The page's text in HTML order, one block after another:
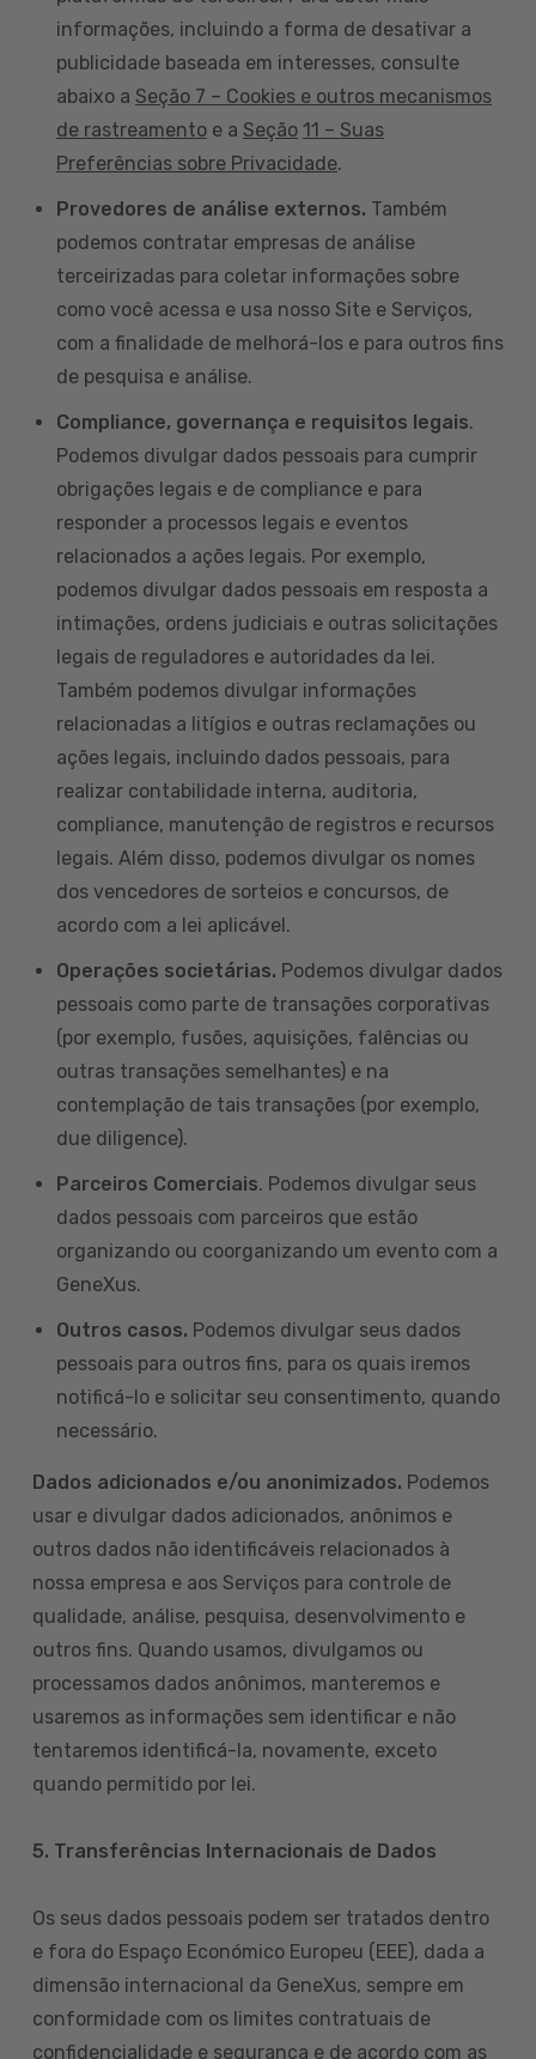
informações, incluindo a forma de desativar a
publicidade baseada em interesses, consulte
abaixo a Seção 7 – Cookies e outros mecanismos
de rastreamento e a Seção 11 – Suas
Preferências sobre Privacidade.
Provedores de análise externos. Também
podemos contratar empresas de análise
terceirizadas para coletar informações sobre
como você acessa e usa nosso Site e Serviços,
com a finalidade de melhorá-los e para outros fins
de pesquisa e análise.
Compliance, governança e requisitos legais.
Podemos divulgar dados pessoais para cumprir
obrigações legais e de compliance e para
responder a processos legais e eventos
relacionados a ações legais. Por exemplo,
podemos divulgar dados pessoais em resposta a
intimações, ordens judiciais e outras solicitações
legais de reguladores e autoridades da lei.
Também podemos divulgar informações
relacionadas a litígios e outras reclamações ou
ações legais, incluindo dados pessoais, para
realizar contabilidade interna, auditoria,
compliance, manutenção de registros e recursos
legais. Além disso, podemos divulgar os nomes
dos vencedores de sorteios e concursos, de
acordo com a lei aplicável.
Operações societárias. Podemos divulgar dados
pessoais como parte de transações corporativas
(por exemplo, fusões, aquisições, falências ou
outras transações semelhantes) e na
contemplação de tais transações (por exemplo,
due diligence).
Parceiros Comerciais. Podemos divulgar seus
dados pessoais com parceiros que estão
organizando ou coorganizando um evento com a
GeneXus.
Outros casos. Podemos divulgar seus dados
pessoais para outros fins, para os quais iremos
notificá-lo e solicitar seu consentimento, quando
necessário.
Dados adicionados e/ou anonimizados. Podemos
usar e divulgar dados adicionados, anônimos e
outros dados não identificáveis relacionados à
nossa empresa e aos Serviços para controle de
qualidade, análise, pesquisa, desenvolvimento e
outros fins. Quando usamos, divulgamos ou
processamos dados anônimos, manteremos e
usaremos as informações sem identificar e não
tentaremos identificá-la, novamente, exceto
quando permitido por lei.
5. Transferências Internacionais de Dados
Os seus dados pessoais podem ser tratados dentro
e fora do Espaço Económico Europeu (EEE), dada a
dimensão internacional da GeneXus, sempre em
conformidade com os limites contratuais de
confidencialidade e segurança e de acordo com as